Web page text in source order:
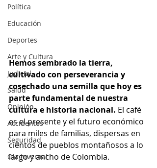
Política
Educación
Deportes
Arte y Cultura
Judicial
Salud
Opinión
Accidentes
Seguridad
Ola Invernal
Hemos sembrado la tierra,
cultivado con perseverancia y
cosechado una semilla que hoy es
parte fundamental de nuestra
cultura e historia nacional. El café
es el presente y el futuro económico
para miles de familias, dispersas en
cientos de pueblos montañosos a lo
largo y ancho de Colombia.